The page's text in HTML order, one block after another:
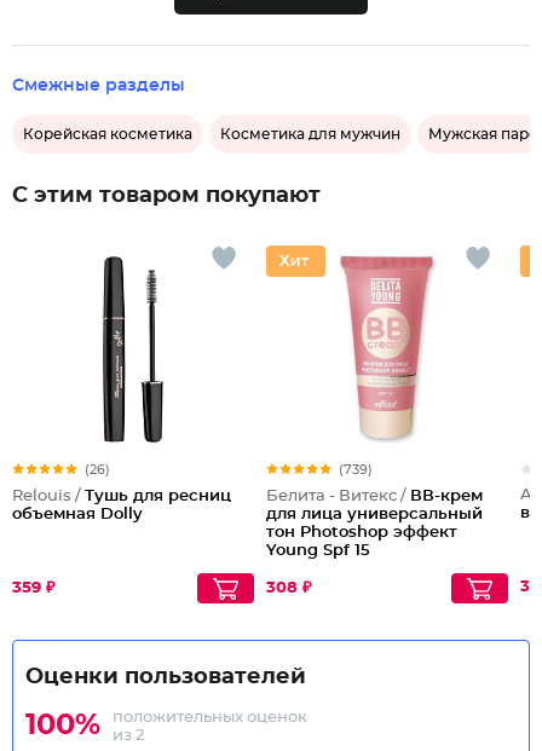
Смежные разделы
Корейская косметика Косметика для мужчин Мужская
С этим товаром покупают
(26)
Relouis / Тушь для ресниц
объемная Dolly
359 ₽
(739)
Белита - Витекс / ВВ-крем
для лица универсальный
тон Photoshop эффект
Young Spf 15
308 ₽
Оценки пользователей
100%
положительных оценок
из 2